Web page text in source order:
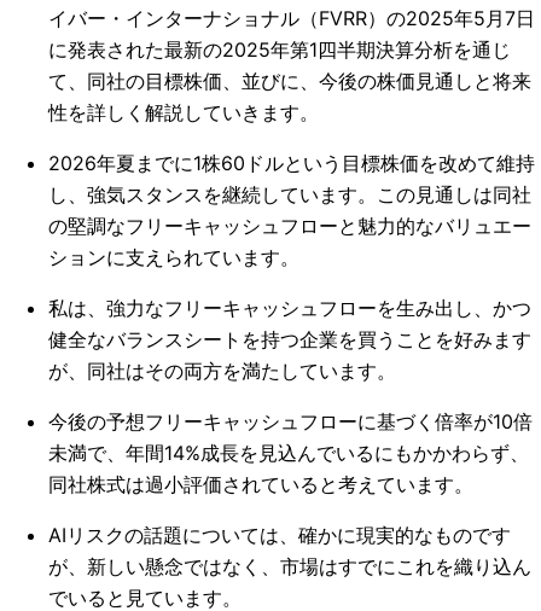
イバー・インターナショナル（FVRR）の2025年5月7日
に発表された最新の2025年第1四半期決算分析を通じ
て、同社の目標株価、並びに、今後の株価見通しと将来
性を詳しく解説していきます。
2026年夏までに1株60ドルという目標株価を改めて維持
し、強気スタンスを継続しています。この見通しは同社
の堅調なフリーキャッシュフローと魅力的なバリュエー
ションに支えられています。
私は、強力なフリーキャッシュフローを生み出し、かつ
健全なバランスシートを持つ企業を買うことを好みます
が、同社はその両方を満たしています。
今後の予想フリーキャッシュフローに基づく倍率が10倍
未満で、年間14%成長を見込んでいるにもかかわらず、
同社株式は過小評価されていると考えています。
AIリスクの話題については、確かに現実的なものです
が、新しい懸念ではなく、市場はすでにこれを織り込ん
でいると見ています。